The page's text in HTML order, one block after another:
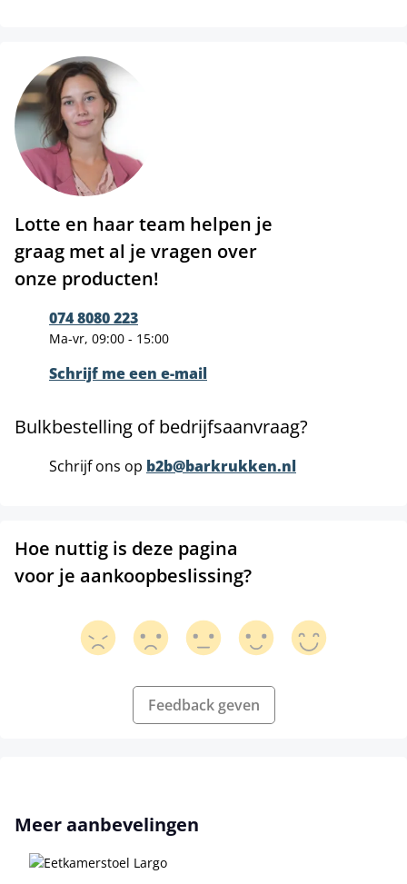
Lotte en haar team helpen je
graag met al je vragen over
onze producten!
074 8080 223
Ma-vr, 09:00 - 15:00
Schrijf me een e-mail
Bulkbestelling of bedrijfsaanvraag?
Schrijf ons op b2b@barkrukken.nl
Hoe nuttig is deze pagina
voor je aankoopbeslissing?
Feedback geven
Productgalerij overslaan
Meer aanbevelingen